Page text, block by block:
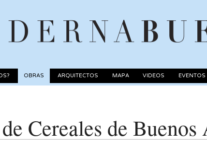
OBRAS ARQUITECTOS MAPA VIDEOS EVENTOS
Cereales de Buenos